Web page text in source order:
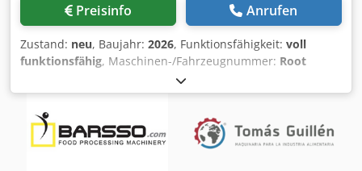
Preisinfo Anrufen
Zustand: neu, Baujahr: 2026, Funktionsfähigkeit: voll
funktionsfähig, Maschinen-/Fahrzeugnummer: Root
, Allgemeines: Der Wurzelschäler ist ein
fortschrittliches Gerät, das speziell für das effiziente
Chodpfx Aet Av Igsh Sja Wurzelgemüse wie Kartoffeln,
Ingwer und Karotten zu reinigen und zu schälen. Mit dem
weichen Bürstenaufsatz lassen sich auch empfindliche